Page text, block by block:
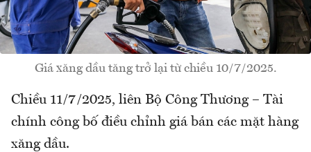
Giá xăng dầu tăng trở lại từ chiều 10/7/2025.
Chiều 11/7/2025, liên Bộ Công Thương – Tài
chính công bố điều chỉnh giá bán các mặt hàng
xăng dầu.